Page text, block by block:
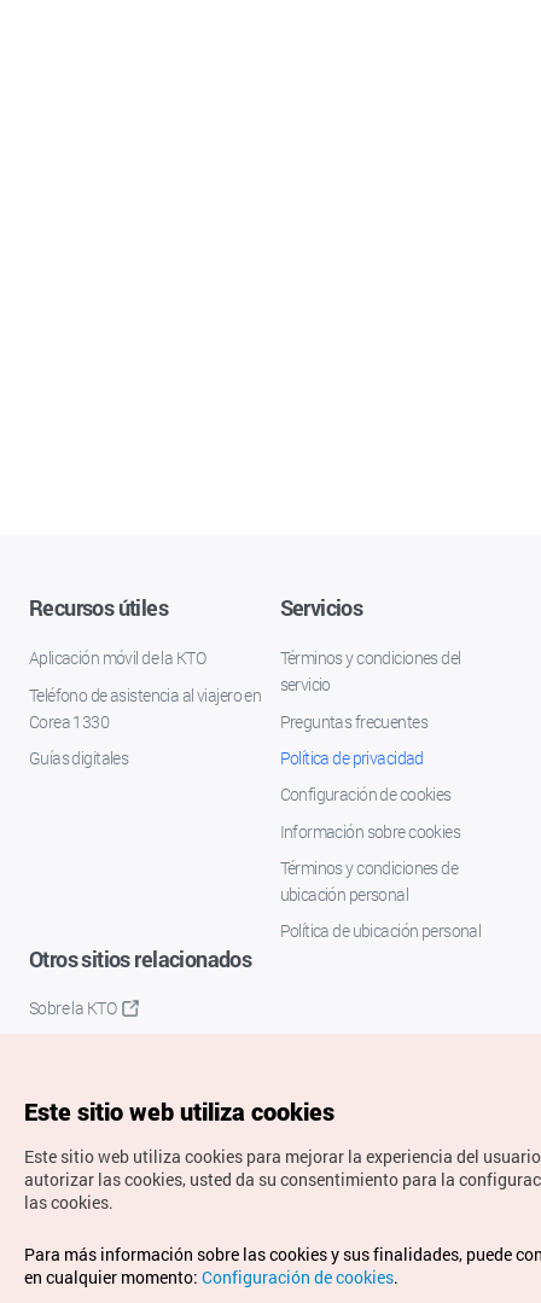
Recursos útiles
Aplicación móvil de la KTO
Teléfono de asistencia al viajero en
Corea 1330
Guías digitales
Servicios
Términos y condiciones del
servicio
Preguntas frecuentes
Política de privacidad
Configuración de cookies
Información sobre cookies
Términos y condiciones de
ubicación personal
Política de ubicación personal
Otros sitios relacionados
Sobre la KTO
Copyrights © Organización de Turismo de Corea. Todos los
derechos reservados.
Para informes de errores y cuestiones relacionadas con el
Este sitio web utiliza cookies
Este sitio web utiliza cookies para mejorar la experiencia del
autorizar las cookies, usted da su consentimiento para la
las cookies.
Para más información sobre las cookies y sus finalidades, puede
en cualquier momento: Configuración de cookies.